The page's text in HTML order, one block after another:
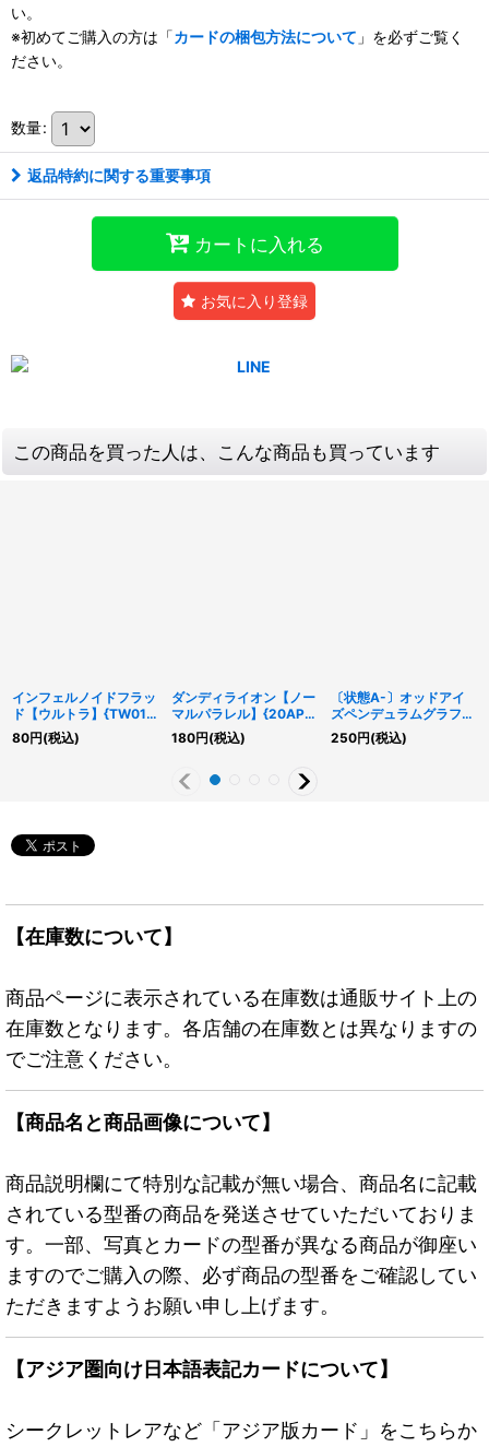
い。
※初めてご購入の方は「カードの梱包方法について 」を必ずご覧く
ださい。
数量:
返品特約に関する重要事項
カートに入れる
お気に入り登録
この商品を買った人は、こんな商品も買っています
インフェルノイドフラッ
ド【ウルトラ】{TW01-
JP098}《リンク》
80円(税込)
ダンディライオン【ノー
マルパラレル】{20AP-
JP034}《モンスター》
180円(税込)
〔状態A-〕オッドアイ
ズペンデュラムグラフド
ラゴン【シークレット】
{DIFO-JP034}《儀式》
250円(税込)
【在庫数について】
商品ページに表示されている在庫数は通販サイト上の
在庫数となります。各店舗の在庫数とは異なりますの
でご注意ください。
【商品名と商品画像について】
商品説明欄にて特別な記載が無い場合、商品名に記載
されている型番の商品を発送させていただいておりま
す。一部、写真とカードの型番が異なる商品が御座い
ますのでご購入の際、必ず商品の型番をご確認してい
ただきますようお願い申し上げます。
【アジア圏向け日本語表記カードについて】
シークレットレアなど「アジア版カード」をこちらか